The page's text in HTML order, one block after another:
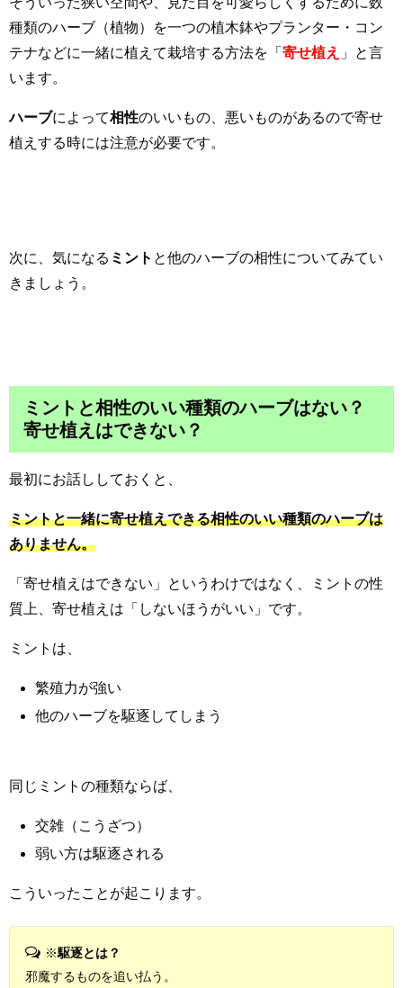
種類のハーブ（植物）を一つの植木鉢やプランター・コン
テナなどに一緒に植えて栽培する方法を「 寄せ植え 」と言
います。
ハーブによって相性のいいもの、悪いものがあるので寄せ
植えする時には注意が必要です。
次に、気になる ミント と他のハーブの相性についてみてい
きましょう。
ミントと相性のいい種類のハーブはない？
寄せ植えはできない？
最初にお話ししておくと、
ミントと一緒に寄せ植えできる相性のいい種類のハーブは
ありません。
「寄せ植えはできない」というわけではなく、ミントの性
質上、寄せ植えは「しないほうがいい」です。
ミントは、
繁殖力が強い
他のハーブを駆逐してしまう
同じミントの種類ならば、
交雑（こうざつ）
弱い方は駆逐される
こういったことが起こります。
※駆逐とは？
邪魔するものを追い払う。